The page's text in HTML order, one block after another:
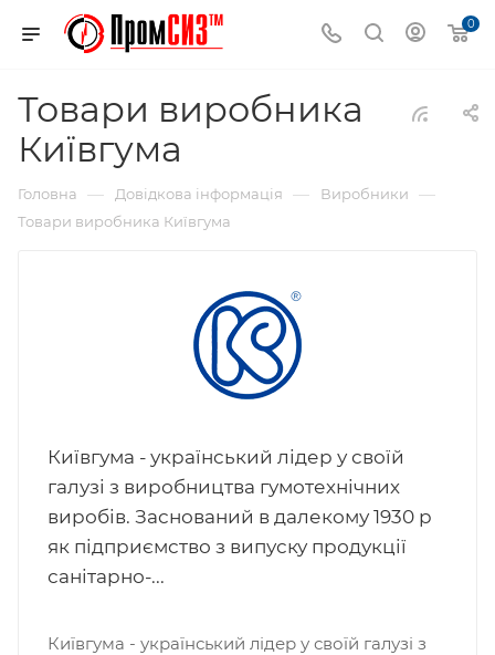
0
Товари виробника
Київгума
Головна — Довідкова інформація — Виробники —
Товари виробника Київгума
Київгума - український лідер у своїй
галузі з виробництва гумотехнічних
виробів. Заснований в далекому 1930 р
як підприємство з випуску продукції
санітарно-...
Київгума - український лідер у своїй галузі з